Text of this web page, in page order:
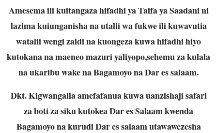
Amesema ili kuitangaza hifadhi ya Taifa ya Saadani ni
lazima kuiunganisha na utalii wa fukwe ili kuwavutia
watalii wengi zaidi na kuongeza kuwa hifadhi hiyo
kutokana na maeneo mazuri yaliyopo,sehemu za kulala
na ukaribu wake na Bagamoyo na Dar es salaam.
Dkt. Kigwangalla amefafanua kuwa uanzishaji safari
za boti za siku kutokea Dar es Salaam kwenda
Bagamoyo na kurudi Dar es salaam utawawezesha